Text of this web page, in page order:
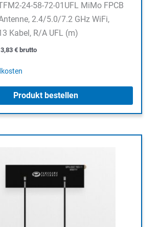
24-58-72-01UFL MiMo FPCB
2.4/5.0/7.2 GHz WiFi,
Kabel, R/A UFL (m)
3,83 € brutto
Produkt bestellen